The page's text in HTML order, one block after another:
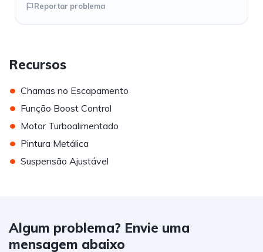
Reportar problema
Recursos
• Chamas no Escapamento
• Função Boost Control
• Motor Turboalimentado
• Pintura Metálica
• Suspensão Ajustável
Algum problema? Envie uma
mensagem abaixo